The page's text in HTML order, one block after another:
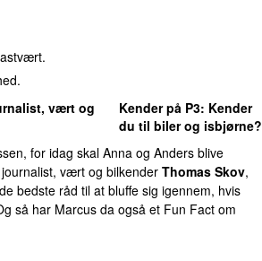
vært og
Kender på P3: Kender
du til biler og isbjørne?
for idag skal Anna og Anders blive
vært og bilkender Thomas Skov,
bedste råd til at bluffe sig igennem, hvis
så har Marcus da også et Fun Fact om